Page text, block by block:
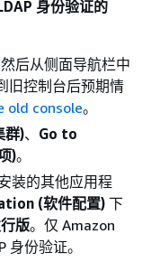
身份验证的
后从侧面导航栏中
旧控制台后预期情
old console。
群)、 Go to
)。
装的其他应用程
(软件配置) 下
版。仅 Amazon
身份验证。